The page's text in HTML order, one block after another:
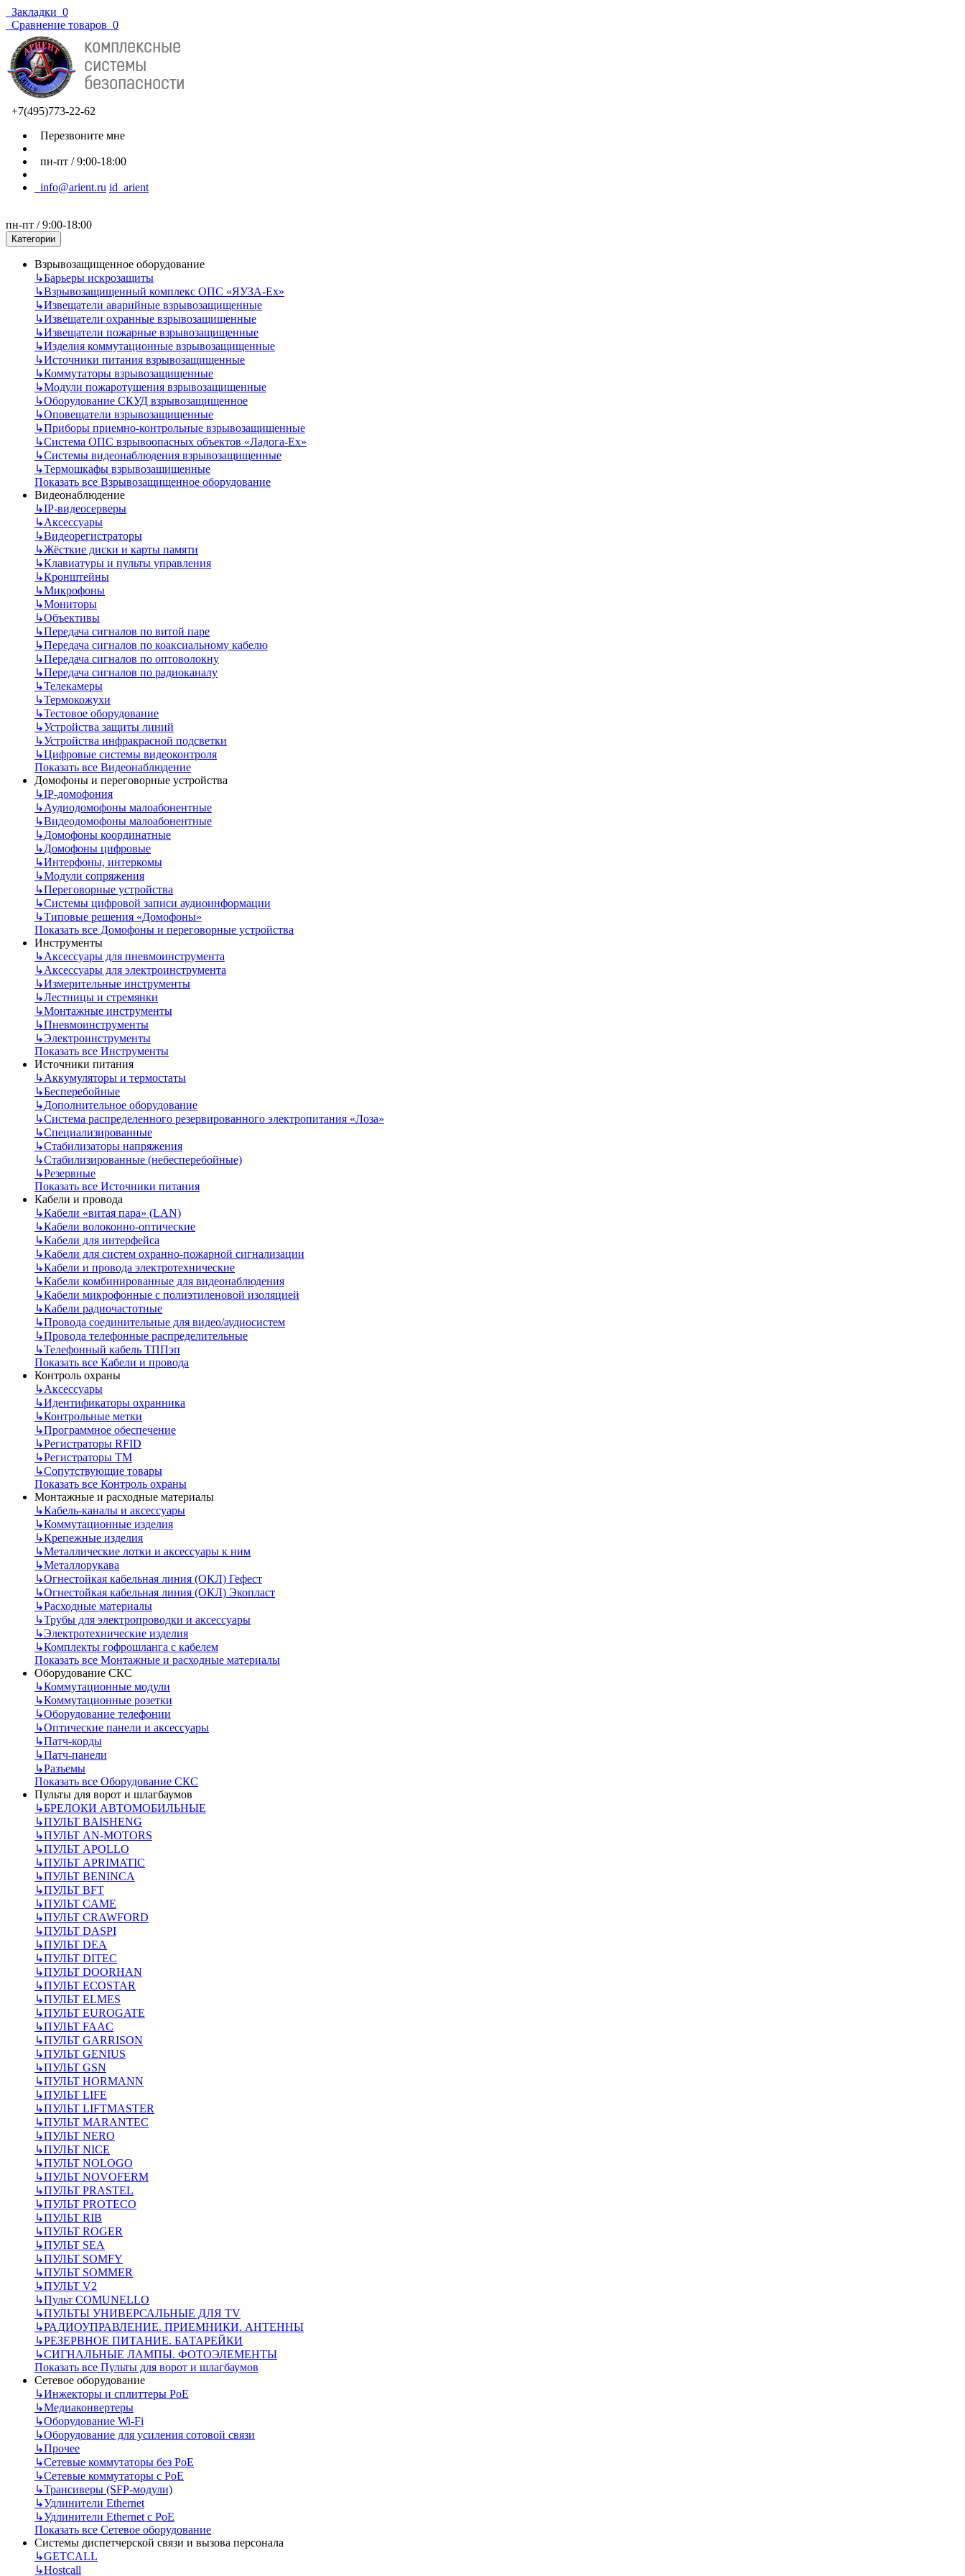
Закладки 0
Сравнение товаров 0
+7(495)773-22-62
Перезвоните мне
пн-пт / 9:00-18:00
info@arient.ru id_arient
пн-пт / 9:00-18:00
Категории
Взрывозащищенное оборудование
↳Барьеры искрозащиты
↳Взрывозащищенный комплекс ОПС «ЯУЗА-Ех»
↳Извещатели аварийные взрывозащищенные
↳Извещатели охранные взрывозащищенные
↳Извещатели пожарные взрывозащищенные
↳Изделия коммутационные взрывозащищенные
↳Источники питания взрывозащищенные
↳Коммутаторы взрывозащищенные
↳Модули пожаротушения взрывозащищенные
↳Оборудование СКУД взрывозащищенное
↳Оповещатели взрывозащищенные
↳Приборы приемно-контрольные взрывозащищенные
↳Система ОПС взрывоопасных объектов «Ладога-Ex»
↳Системы видеонаблюдения взрывозащищенные
↳Термошкафы взрывозащищенные
Показать все Взрывозащищенное оборудование
Видеонаблюдение
↳IP-видеосерверы
↳Аксессуары
↳Видеорегистраторы
↳Жёсткие диски и карты памяти
↳Клавиатуры и пульты управления
↳Кронштейны
↳Микрофоны
↳Мониторы
↳Объективы
↳Передача сигналов по витой паре
↳Передача сигналов по коаксиальному кабелю
↳Передача сигналов по оптоволокну
↳Передача сигналов по радиоканалу
↳Телекамеры
↳Термокожухи
↳Тестовое оборудование
↳Устройства защиты линий
↳Устройства инфракрасной подсветки
↳Цифровые системы видеоконтроля
Показать все Видеонаблюдение
Домофоны и переговорные устройства
↳IP-домофония
↳Аудиодомофоны малоабонентные
↳Видеодомофоны малоабонентные
↳Домофоны координатные
↳Домофоны цифровые
↳Интерфоны, интеркомы
↳Модули сопряжения
↳Переговорные устройства
↳Системы цифровой записи аудиоинформации
↳Типовые решения «Домофоны»
Показать все Домофоны и переговорные устройства
Инструменты
↳Аксессуары для пневмоинструмента
↳Аксессуары для электроинструмента
↳Измерительные инструменты
↳Лестницы и стремянки
↳Монтажные инструменты
↳Пневмоинструменты
↳Электроинструменты
Показать все Инструменты
Источники питания
↳Аккумуляторы и термостаты
↳Бесперебойные
↳Дополнительное оборудование
↳Система распределенного резервированного электропитания «Лоза»
↳Специализированные
↳Стабилизаторы напряжения
↳Стабилизированные (небесперебойные)
↳Резервные
Показать все Источники питания
Кабели и провода
↳Кабели «витая пара» (LAN)
↳Кабели волоконно-оптические
↳Кабели для интерфейса
↳Кабели для систем охранно-пожарной сигнализации
↳Кабели и провода электротехнические
↳Кабели комбинированные для видеонаблюдения
↳Кабели микрофонные с полиэтиленовой изоляцией
↳Кабели радиочастотные
↳Провода соединительные для видео/аудиосистем
↳Провода телефонные распределительные
↳Телефонный кабель ТППэп
Показать все Кабели и провода
Контроль охраны
↳Аксессуары
↳Идентификаторы охранника
↳Контрольные метки
↳Программное обеспечение
↳Регистраторы RFID
↳Регистраторы ТМ
↳Сопутствующие товары
Показать все Контроль охраны
Монтажные и расходные материалы
↳Кабель-каналы и аксессуары
↳Коммутационные изделия
↳Крепежные изделия
↳Металлические лотки и аксессуары к ним
↳Металлорукава
↳Огнестойкая кабельная линия (ОКЛ) Гефест
↳Огнестойкая кабельная линия (ОКЛ) Экопласт
↳Расходные материалы
↳Трубы для электропроводки и аксессуары
↳Электротехнические изделия
↳Комплекты гофрошланга с кабелем
Показать все Монтажные и расходные материалы
Оборудование СКС
↳Коммутационные модули
↳Коммутационные розетки
↳Оборудование телефонии
↳Оптические панели и аксессуары
↳Патч-корды
↳Патч-панели
↳Разъемы
Показать все Оборудование СКС
Пульты для ворот и шлагбаумов
↳БРЕЛОКИ АВТОМОБИЛЬНЫЕ
↳ПУЛЬТ BAISHENG
↳ПУЛЬТ AN-MOTORS
↳ПУЛЬТ APOLLO
↳ПУЛЬТ APRIMATIC
↳ПУЛЬТ BENINCA
↳ПУЛЬТ BFT
↳ПУЛЬТ CAME
↳ПУЛЬТ CRAWFORD
↳ПУЛЬТ DASPI
↳ПУЛЬТ DEA
↳ПУЛЬТ DITEC
↳ПУЛЬТ DOORHAN
↳ПУЛЬТ ECOSTAR
↳ПУЛЬТ ELMES
↳ПУЛЬТ EUROGATE
↳ПУЛЬТ FAAC
↳ПУЛЬТ GARRISON
↳ПУЛЬТ GENIUS
↳ПУЛЬТ GSN
↳ПУЛЬТ HORMANN
↳ПУЛЬТ LIFE
↳ПУЛЬТ LIFTMASTER
↳ПУЛЬТ MARANTEC
↳ПУЛЬТ NERO
↳ПУЛЬТ NICE
↳ПУЛЬТ NOLOGO
↳ПУЛЬТ NOVOFERM
↳ПУЛЬТ PRASTEL
↳ПУЛЬТ PROTECO
↳ПУЛЬТ RIB
↳ПУЛЬТ ROGER
↳ПУЛЬТ SEA
↳ПУЛЬТ SOMFY
↳ПУЛЬТ SOMMER
↳ПУЛЬТ V2
↳Пульт СOMUNELLO
↳ПУЛЬТЫ УНИВЕРСАЛЬНЫЕ ДЛЯ TV
↳РАДИОУПРАВЛЕНИЕ. ПРИЕМНИКИ. АНТЕННЫ
↳РЕЗЕРВНОЕ ПИТАНИЕ. БАТАРЕЙКИ
↳СИГНАЛЬНЫЕ ЛАМПЫ. ФОТОЭЛЕМЕНТЫ
Показать все Пульты для ворот и шлагбаумов
Сетевое оборудование
↳Инжекторы и сплиттеры РоЕ
↳Медиаконвертеры
↳Оборудование Wi-Fi
↳Оборудование для усиления сотовой связи
↳Прочее
↳Сетевые коммутаторы без РоЕ
↳Сетевые коммутаторы с РоЕ
↳Трансиверы (SFP-модули)
↳Удлинители Ethernet
↳Удлинители Ethernet с PoE
Показать все Сетевое оборудование
Системы диспетчерской связи и вызова персонала
↳GETCALL
↳Hostcall